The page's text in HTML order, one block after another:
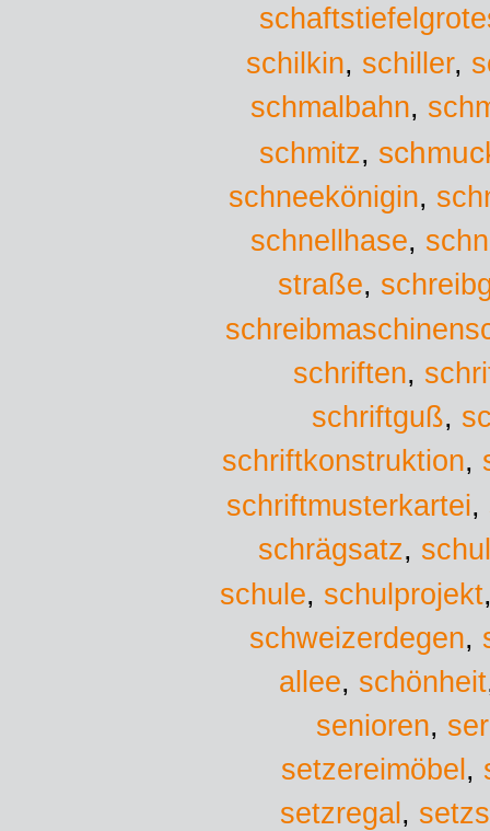
schilkin, schiller,
schmalbahn,
schmitz,
schneekönigin,
schnellhase,
straße,
schriften,
schriftguß,
schriftkonstruktion,
schriftmusterkartei,
schrägsatz,
schule, schulprojekt
schweizerdegen,
allee, schönheit
senioren,
setzereimöbel ,
setzregal ,